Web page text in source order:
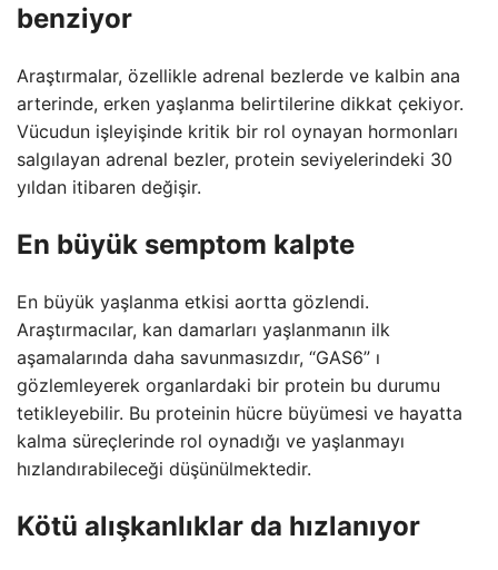
benziyor
Araştırmalar, özellikle adrenal bezlerde ve kalbin ana
arterinde, erken yaşlanma belirtilerine dikkat çekiyor.
Vücudun işleyişinde kritik bir rol oynayan hormonları
salgılayan adrenal bezler, protein seviyelerindeki 30
yıldan itibaren değişir.
En büyük semptom kalpte
En büyük yaşlanma etkisi aortta gözlendi.
Araştırmacılar, kan damarları yaşlanmanın ilk
aşamalarında daha savunmasızdır, “GAS6” ı
gözlemleyerek organlardaki bir protein bu durumu
tetikleyebilir. Bu proteinin hücre büyümesi ve hayatta
kalma süreçlerinde rol oynadığı ve yaşlanmayı
hızlandırabileceği düşünülmektedir.
Kötü alışkanlıklar da hızlanıyor